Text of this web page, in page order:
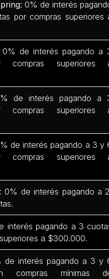
0% de interés
por compras superiores
de interés pagando a
compras superiores
de interés pagando a
compras superiores
de interés pagando a 3 y
compras superiores
0% de interés pagando a
interés pagando a 3
a $300.000.
de interés pagando a 3 y
compras mínimas